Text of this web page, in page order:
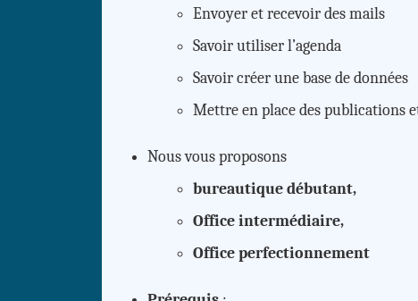
Envoyer et recevoir des mails
Savoir utiliser l’agenda
Savoir créer une base de données
Mettre en place des publications
Nous vous proposons
bureautique débutant,
Office intermédiaire,
Office perfectionnement